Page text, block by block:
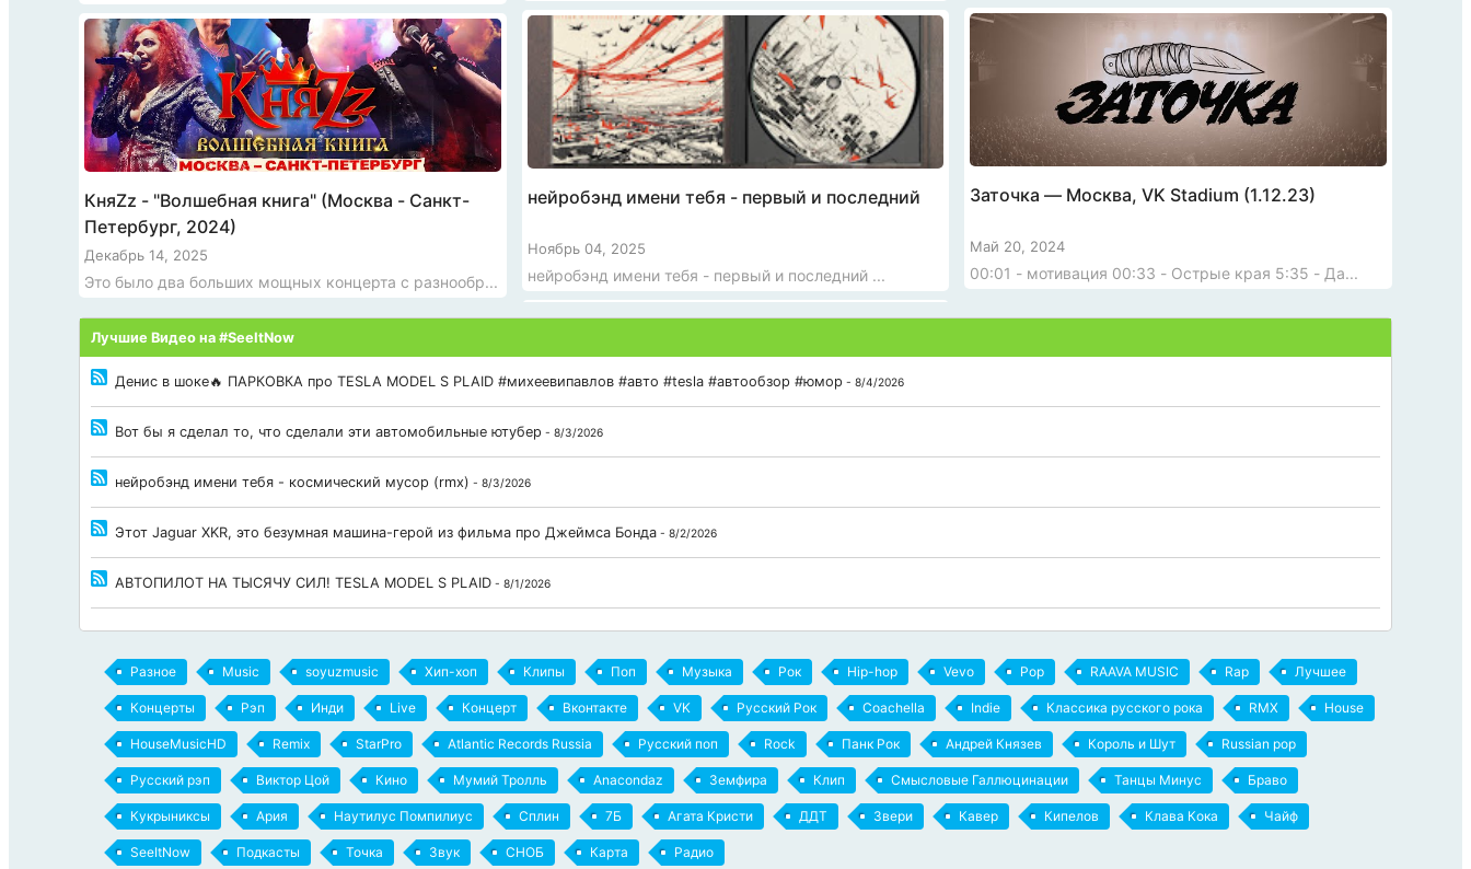
КняZz - "Волшебная книга" (Москва - Санкт-
Петербург, 2024)
Декабрь 14, 2025
Это было два больших мощных концерта с разнообр...
нейробэнд имени тебя - первый и последний
Ноябрь 04, 2025
нейробэнд имени тебя - первый и последний ...
Заточка — Москва, VK Stadium (1.12.23)
Май 20, 2024
00:01 - мотивация 00:33 - Острые края 5:35 - Да...
Лучшие Видео на #SeeItNow
Денис в шоке🔥 ПАРКОВКА про TESLA MODEL S PLAID #михеевипавлов #авто #tesla #автообзор #юмор - 8/4/2026
Вот бы я сделал то, что сделали эти автомобильные ютубер - 8/3/2026
нейробэнд имени тебя - космический мусор (rmx) - 8/3/2026
Этот Jaguar XKR, это безумная машина-герой из фильма про Джеймса Бонда - 8/2/2026
АВТОПИЛОТ НА ТЫСЯЧУ СИЛ! TESLA MODEL S PLAID - 8/1/2026
Разное Music soyuzmusic Хип-хоп Клипы Поп Музыка Рок Hip-hop Vevo Pop RAAVA MUSIC Rap Лучшее
Концерты Рэп Инди Live Концерт Вконтакте VK Русский Рок Coachella Indie Классика русского рока RMX House
HouseMusicHD Remix StarPro Atlantic Records Russia Русский поп Rock Панк Рок Андрей Князев Король и Шут Russian pop
Русский рэп Виктор Цой Кино Мумий Тролль Anacondaz Земфира Клип Смысловые Галлюцинации Танцы Минус Браво
Кукрыниксы Ария Наутилус Помпилиус Сплин 7Б Агата Кристи ДДТ Звери Кавер Кипелов Клава Кока Чайф
SeeItNow Подкасты Точка Звук СНОБ Карта Радио